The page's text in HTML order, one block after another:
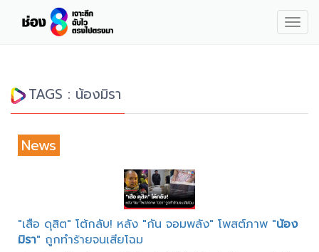
TAGS : น้องมิรา
News
"เสือ ดุสิต" โต้กลับ! หลัง "กัน จอมพลัง" โพสต์ภาพ "น้อง
มิรา" ถูกทำร้ายจนเสียโฉม